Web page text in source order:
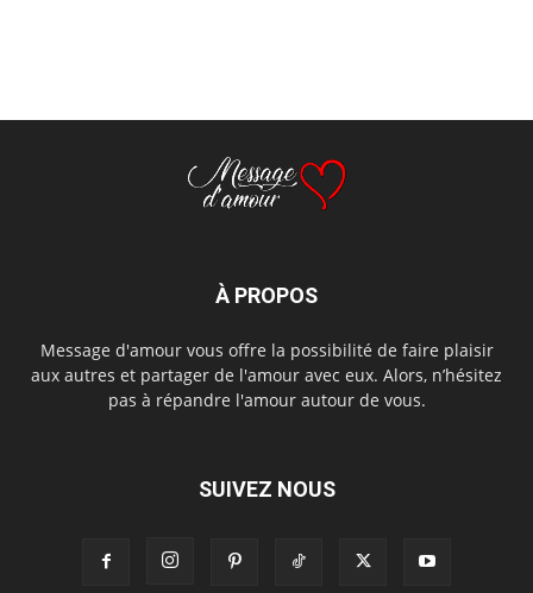
À PROPOS
Message d'amour vous offre la possibilité de faire plaisir
aux autres et partager de l'amour avec eux. Alors, n’hésitez
pas à répandre l'amour autour de vous.
SUIVEZ NOUS